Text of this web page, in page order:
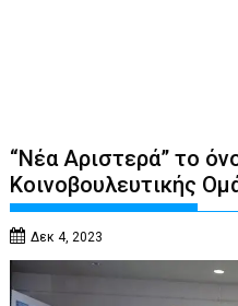
“Νέα Αριστερά” το
Κοινοβουλευτικής
Δεκ 4, 2023